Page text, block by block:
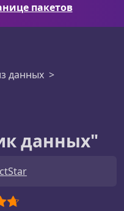
пакетов
данных
данных"